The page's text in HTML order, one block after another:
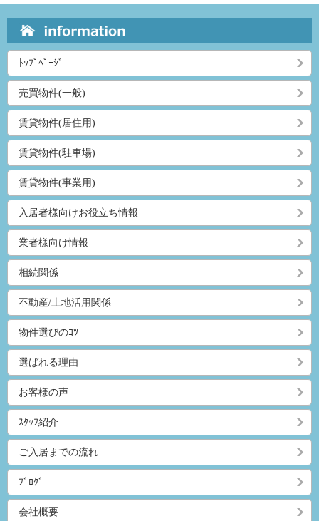
ﾄｯﾌﾟﾍﾟｰｼﾞ
売買物件(一般)
賃貸物件(居住用)
賃貸物件(駐車場)
賃貸物件(事業用)
入居者様向けお役立ち情報
業者様向け情報
相続関係
不動産/土地活用関係
物件選びのｺﾂ
選ばれる理由
お客様の声
ｽﾀｯﾌ紹介
ご入居までの流れ
ﾌﾞﾛｸﾞ
会社概要